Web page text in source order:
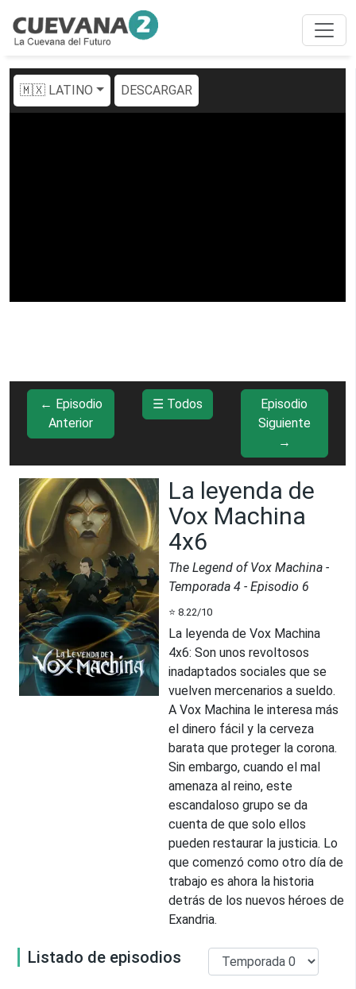
🇲🇽 LATINO DESCARGAR
← Episodio
Anterior
☰ Todos
Episodio
Siguiente
→
La leyenda de
Vox Machina
4x6
The Legend of Vox Machina -
Temporada 4 - Episodio 6
⭐ 8.22/10
La leyenda de Vox Machina
4x6: Son unos revoltosos
inadaptados sociales que se
vuelven mercenarios a sueldo.
A Vox Machina le interesa más
el dinero fácil y la cerveza
barata que proteger la corona.
Sin embargo, cuando el mal
amenaza al reino, este
escandaloso grupo se da
cuenta de que solo ellos
pueden restaurar la justicia. Lo
que comenzó como otro día de
trabajo es ahora la historia
detrás de los nuevos héroes de
Exandria.
Listado de episodios